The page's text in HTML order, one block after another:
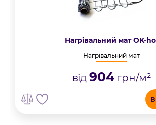
Нагрівальний мат OK-
Нагрівальний мат
від 904грн/м²